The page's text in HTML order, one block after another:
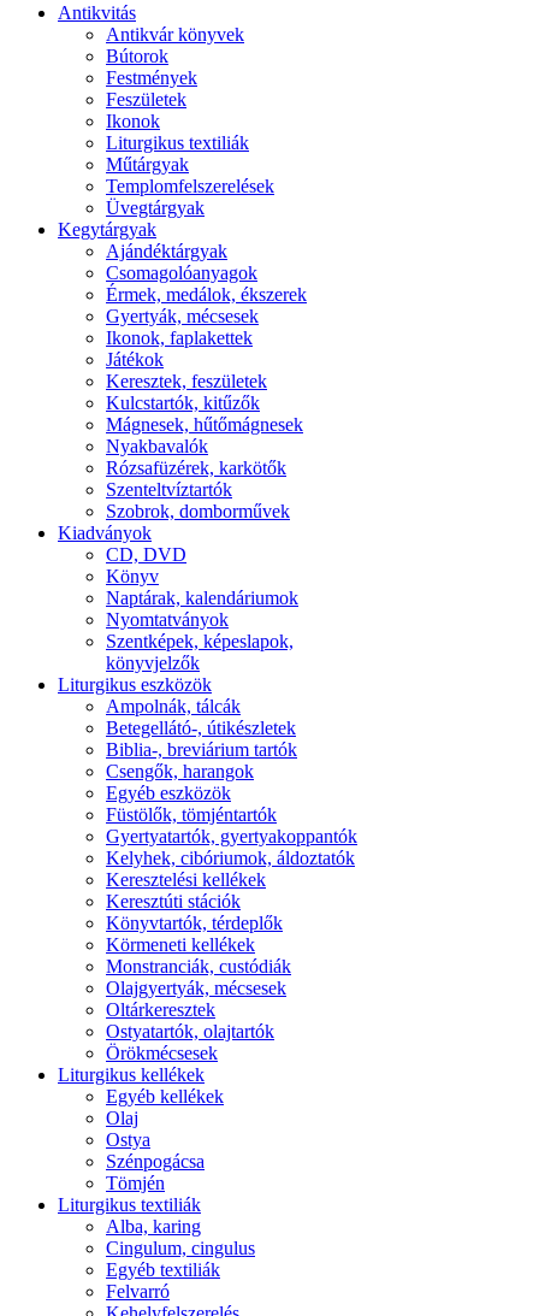
Antikvitás
Antikvár könyvek
Bútorok
Festmények
Feszületek
Ikonok
Liturgikus textiliák
Műtárgyak
Templomfelszerelések
Üvegtárgyak
Kegytárgyak
Ajándéktárgyak
Csomagolóanyagok
Érmek, medálok, ékszerek
Gyertyák, mécsesek
Ikonok, faplakettek
Játékok
Keresztek, feszületek
Kulcstartók, kitűzők
Mágnesek, hűtőmágnesek
Nyakbavalók
Rózsafüzérek, karkötők
Szenteltvíztartók
Szobrok, domborművek
Kiadványok
CD, DVD
Könyv
Naptárak, kalendáriumok
Nyomtatványok
Szentképek, képeslapok,
könyvjelzők
Liturgikus eszközök
Ampolnák, tálcák
Betegellátó-, útikészletek
Biblia-, breviárium tartók
Csengők, harangok
Egyéb eszközök
Füstölők, tömjéntartók
Gyertyatartók, gyertyakoppantók
Kelyhek, cibóriumok, áldoztatók
Keresztelési kellékek
Keresztúti stációk
Könyvtartók, térdeplők
Körmeneti kellékek
Monstranciák, custódiák
Olajgyertyák, mécsesek
Oltárkeresztek
Ostyatartók, olajtartók
Örökmécsesek
Liturgikus kellékek
Egyéb kellékek
Olaj
Ostya
Szénpogácsa
Tömjén
Liturgikus textiliák
Alba, karing
Cingulum, cingulus
Egyéb textiliák
Felvarró